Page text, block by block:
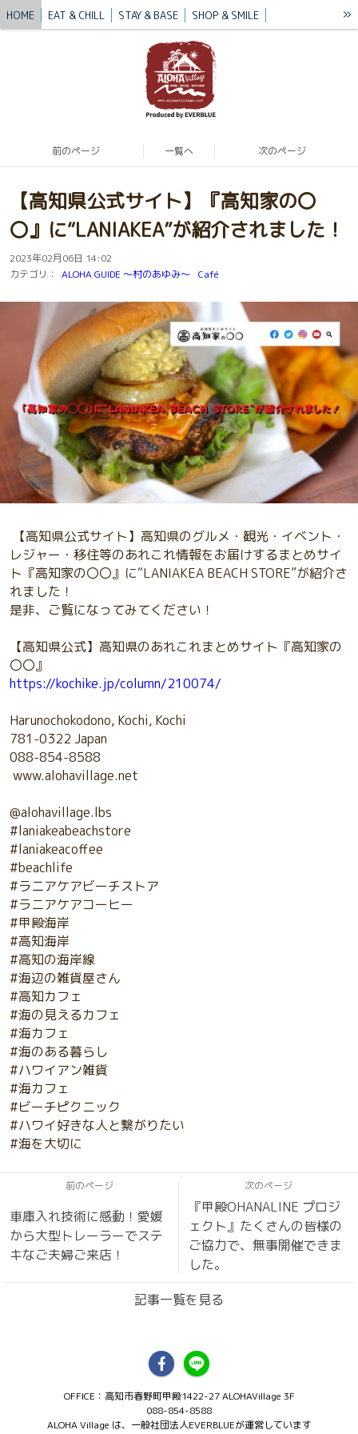
HOME EAT & CHILL STAY & BASE
SHOP & SMILE
BLUE MISSION BLOG
»
前のページ 一覧へ 次のページ
【高知県公式サイト】『高知家の〇
〇』に“LANIAKEA”が紹介されました！
2023年02月06日 14:02
カテゴリ：
ALOHA GUIDE 〜村のあゆみ〜 Café
【高知県公式サイト】高知県のグルメ・観光・イベント・
レジャー・移住等のあれこれ情報をお届けするまとめサイ
ト『高知家の〇〇』に“LANIAKEA BEACH STORE”が紹介さ
れました！
是非、ご覧になってみてください！
【高知県公式】高知県のあれこれまとめサイト『高知家の
〇〇』
https://kochike.jp/column/210074/
Harunochokodono, Kochi, Kochi
781-0322 Japan
088-854-8588
www.alohavillage.net
@alohavillage.lbs
#laniakeabeachstore
#laniakeacoffee
#beachlife
#ラニアケアビーチストア
#ラニアケアコーヒー
#甲殿海岸
#高知海岸
#高知の海岸線
#海辺の雑貨屋さん
#高知カフェ
#海の見えるカフェ
#海カフェ
#海のある暮らし
#ハワイアン雑貨
#海カフェ
#ビーチピクニック
#ハワイ好きな人と繋がりたい
#海を大切に
前のページ
車庫入れ技術に感動！愛媛
から大型トレーラーでステ
キなご夫婦ご来店！
次のページ
『甲殿OHANALINE プロジ
ェクト』たくさんの皆様の
ご協力で、無事開催できま
した。
記事一覧を見る
OFFICE：高知市春野町甲殿1422-27 ALOHAVillage 3F
088-854-8588
ALOHA Village は、一般社団法人EVERBLUEが運営しています